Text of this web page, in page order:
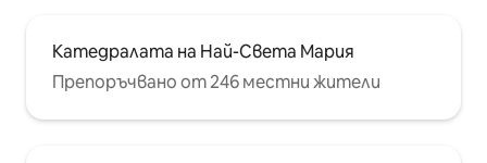
Катедралата на Най-Света Мария
Препоръчвано от 246 местни жители